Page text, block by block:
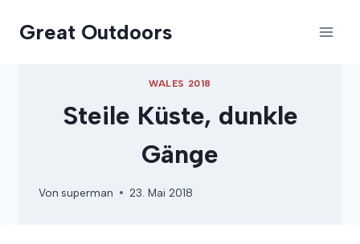
InhaltGreat Outdoors
WALES 2018
Steile Küste, dunkle
Gänge
Von superman 23. Mai 2018